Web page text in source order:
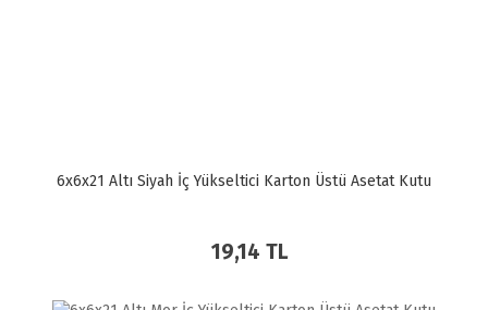
6x6x21 Altı Siyah İç Yükseltici Karton Üstü Asetat Kutu
19,14 TL